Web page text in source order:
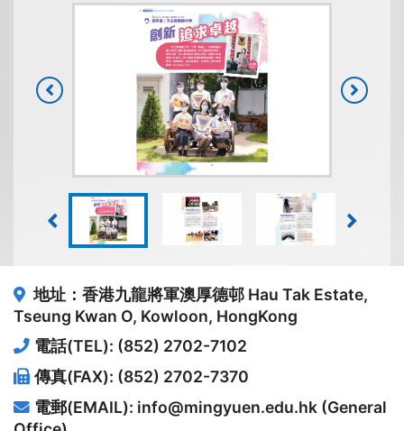
地址：香港九龍將軍澳厚德邨 Hau Tak Estate,
Tseung Kwan O, Kowloon, HongKong
電話(TEL): (852) 2702-7102
傳真(FAX): (852) 2702-7370
電郵(EMAIL): info@mingyuen.edu.hk (General